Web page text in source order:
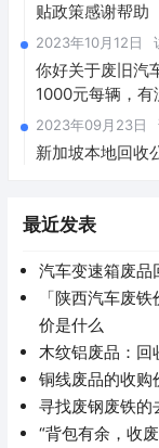
贴政策感谢帮助
2023年10月12日
你好关于废旧汽
1000元每辆，
2023年09月23日
新加坡本地回收
最近发表
汽车变速箱废品
「陕西汽车废
价是什么
木纹铝废品：回
铜线废品的收购
寻找废钢废铁的
“背包有余，收